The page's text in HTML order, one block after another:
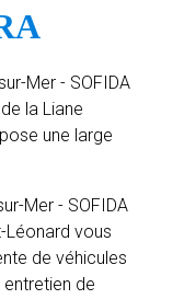
Mer - SOFIDA
la Liane
une large
Mer - SOFIDA
Léonard vous
de véhicules
de